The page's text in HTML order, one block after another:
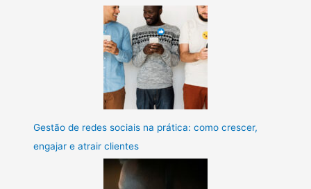
Gestão de redes sociais na prática: como crescer,
engajar e atrair clientes